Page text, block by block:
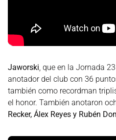
Jaworski , que en la Jornada
anotador del club con 36
también como recordman
el honor. También anotaron
Recker, Álex Reyes y Rubén